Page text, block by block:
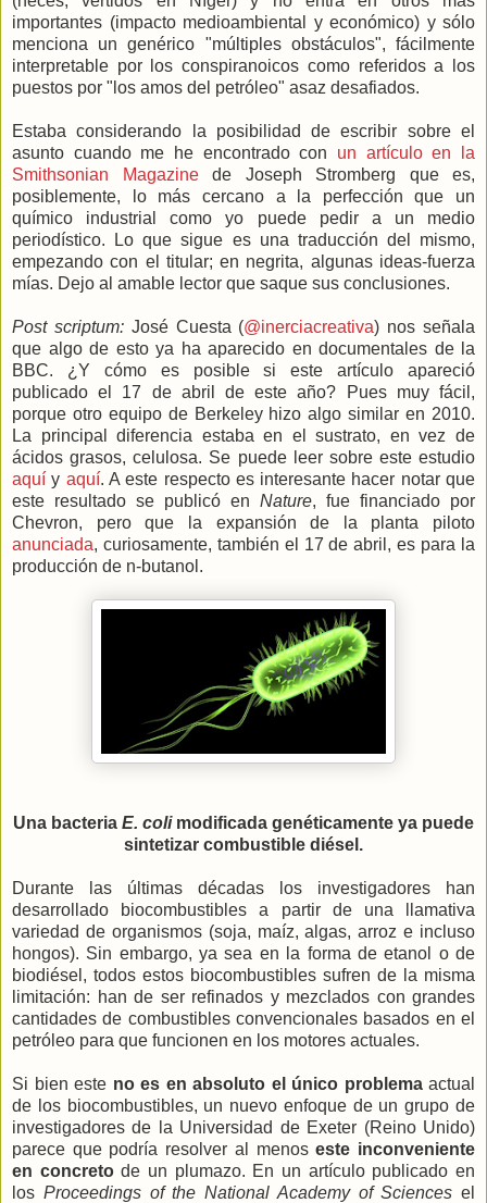
importantes (impacto medioambiental y económico) y sólo
menciona un genérico "múltiples obstáculos", fácilmente
interpretable por los conspiranoicos como referidos a los
puestos por "los amos del petróleo" asaz desafiados.
Estaba considerando la posibilidad de escribir sobre el
asunto cuando me he encontrado con un artículo en la
Smithsonian Magazinede Joseph Stromberg que es,
posiblemente, lo más cercano a la perfección que un
químico industrial como yo puede pedir a un medio
periodístico. Lo que sigue es una traducción del mismo,
empezando con el titular; en negrita, algunas ideas-fuerza
mías. Dejo al amable lector que saque sus conclusiones.
Post scriptum:José Cuesta (@inerciacreativa) nos señala
que algo de esto ya ha aparecido en documentales de la
BBC. ¿Y cómo es posible si este artículo apareció
publicado el 17 de abril de este año? Pues muy fácil,
porque otro equipo de Berkeley hizo algo similar en 2010.
La principal diferencia estaba en el sustrato, en vez de
ácidos grasos, celulosa. Se puede leer sobre este estudio
aquí y aquí. A este respecto es interesante hacer notar que
este resultado se publicó en Nature, fue financiado por
Chevron, pero que la expansión de la planta piloto
anunciada, curiosamente, también el 17 de abril, es para la
producción de n-butanol.
Una bacteria E. colimodificada genéticamente ya puede
sintetizar combustible diésel.
Durante las últimas décadas los investigadores han
desarrollado biocombustibles a partir de una llamativa
variedad de organismos (soja, maíz, algas, arroz e incluso
hongos). Sin embargo, ya sea en la forma de etanol o de
biodiésel, todos estos biocombustibles sufren de la misma
limitación: han de ser refinados y mezclados con grandes
cantidades de combustibles convencionales basados en el
petróleo para que funcionen en los motores actuales.
Si bien este no es en absoluto el único problemaactual
de los biocombustibles, un nuevo enfoque de un grupo de
investigadores de la Universidad de Exeter (Reino Unido)
parece que podría resolver al menoseste inconveniente
en concretode un plumazo. En un artículo publicado en
los Proceedings of the National Academy of Sciences el